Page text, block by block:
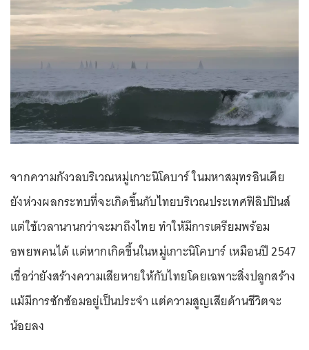
จากความกังวลบริเวณหมู่เกาะนิโคบาร์ ในมหาสมุทรอินเดีย
ยังห่วงผลกระทบที่จะเกิดขึ้นกับไทยบริเวณประเทศฟิลิปปินส์
แต่ใช้เวลานานกว่าจะมาถึงไทย ทำให้มีการเตรียมพร้อม
อพยพคนได้ แต่หากเกิดขึ้นในหมู่เกาะนิโคบาร์ เหมือนปี 2547
เชื่อว่ายังสร้างความเสียหายให้กับไทยโดยเฉพาะสิ่งปลูกสร้าง
แม้มีการซักซ้อมอยู่เป็นประจำ แต่ความสูญเสียด้านชีวิตจะ
น้อยลง